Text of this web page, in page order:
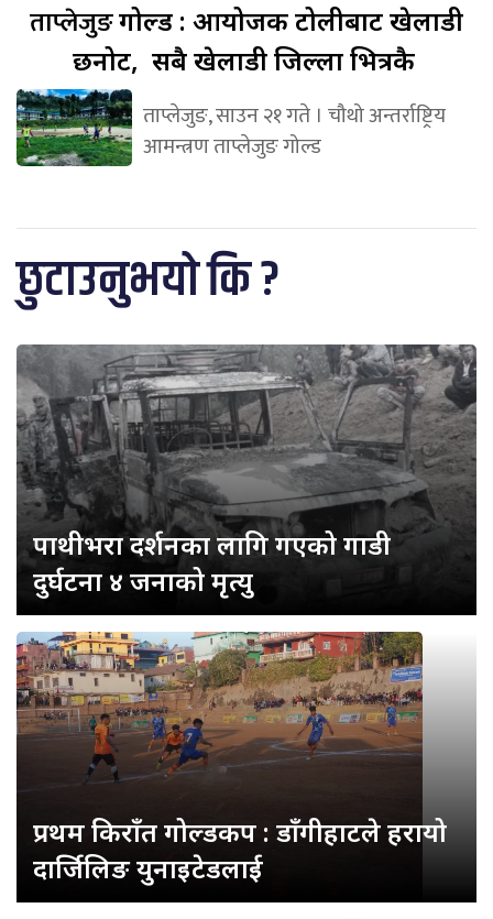
ताप्लेजुङगोल्ड : आयोजक टोलीबाट खेलाडी
छनोट, सबै खेलाडी जिल्ला भित्रकै
ताप्लेजुङ, साउन २१ गते । चौथो अन्तर्राष्ट्रिय
आमन्त्रण ताप्लेजुङ गोल्ड
छुटाउनुभयो कि ?
पाथीभरा दर्शनका लागि गएको गाडी
दुर्घटना ४ जनाको मृत्यु
प्रथम किराँत गोल्डकप : डाँगीहाटले हरायो
दार्जिलिङ युनाइटेडलाई